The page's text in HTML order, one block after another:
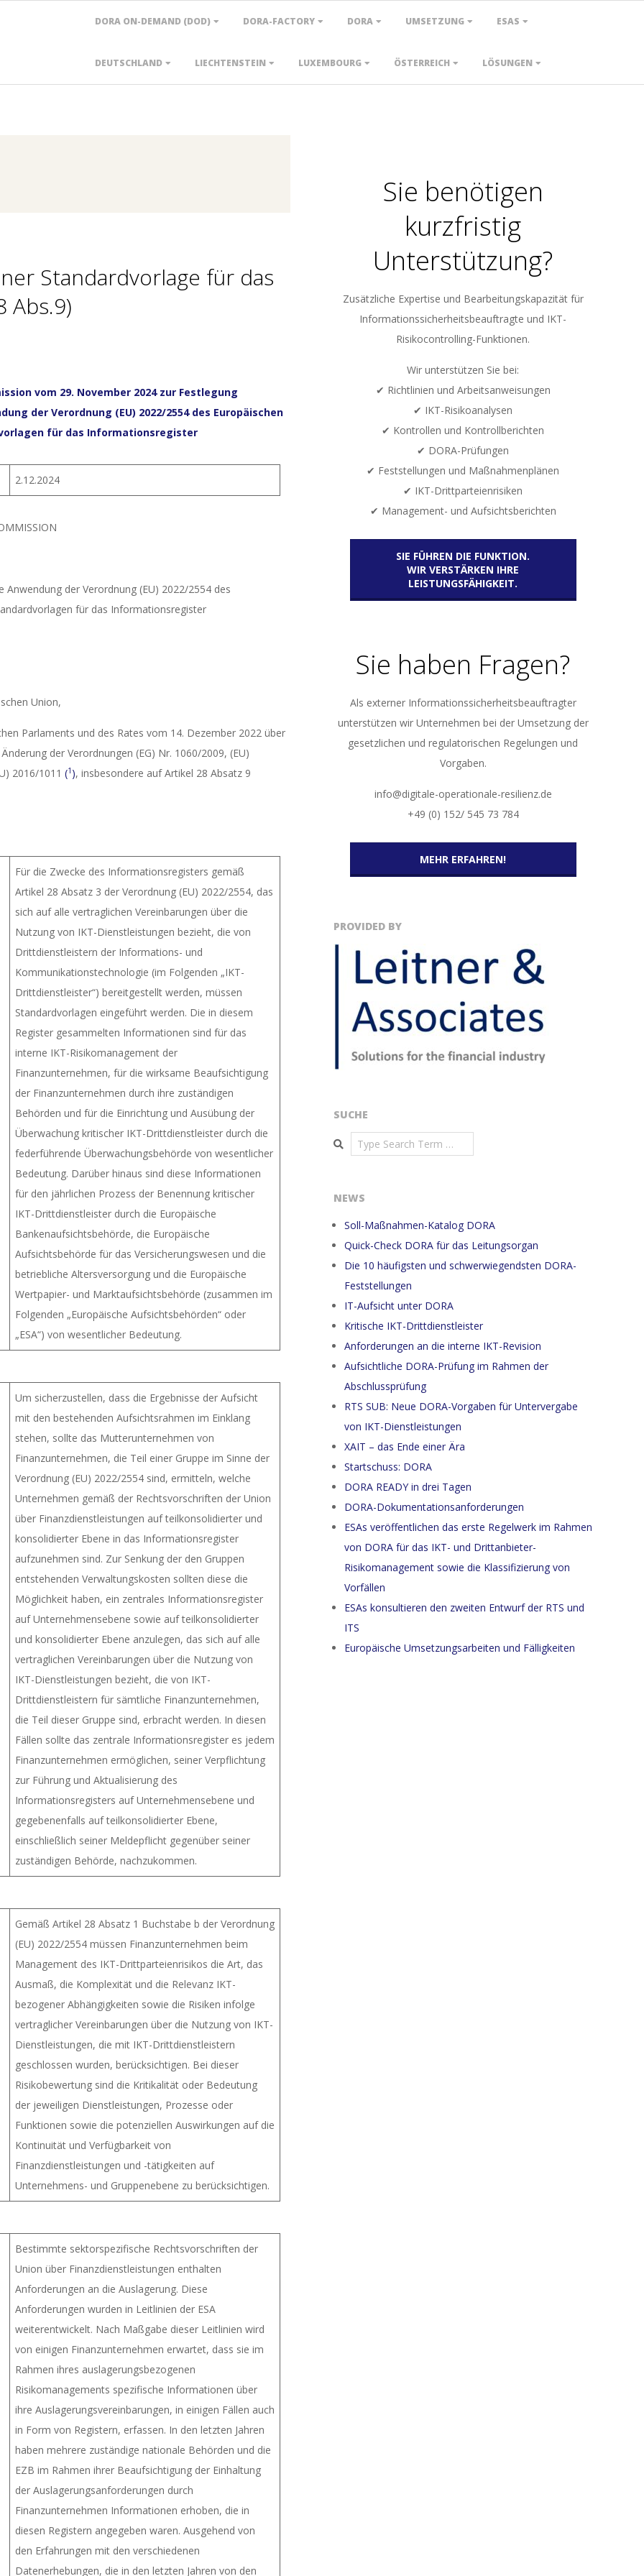
DORA ON-DEMAND (DOD) DORA-FACTORY DORA UMSETZUNG ESAS
DEUTSCHLAND LIECHTENSTEIN LUXEMBOURG ÖSTERREICH LÖSUNGEN
Standardvorlage für das
Abs.9)
vom 29. November 2024 zur Festlegung
der Verordnung (EU) 2022/2554 des Europäischen
für das Informationsregister
2.12.2024
der Verordnung (EU) 2022/2554 des
für das Informationsregister
Union,
Parlaments und des Rates vom 14. Dezember 2022 über
der Verordnungen (EG) Nr. 1060/2009, (EU)
2016/1011 (1 ), insbesondere auf Artikel 28 Absatz 9
Für die Zwecke des Informationsregisters gemäß
Artikel 28 Absatz 3 der Verordnung (EU) 2022/2554, das
sich auf alle vertraglichen Vereinbarungen über die
Nutzung von IKT-Dienstleistungen bezieht, die von
Drittdienstleistern der Informations- und
Kommunikationstechnologie (im Folgenden „IKT-
Drittdienstleister“) bereitgestellt werden, müssen
Standardvorlagen eingeführt werden. Die in diesem
Register gesammelten Informationen sind für das
interne IKT-Risikomanagement der
Finanzunternehmen, für die wirksame Beaufsichtigung
der Finanzunternehmen durch ihre zuständigen
Behörden und für die Einrichtung und Ausübung der
Überwachung kritischer IKT-Drittdienstleister durch die
federführende Überwachungsbehörde von wesentlicher
Bedeutung. Darüber hinaus sind diese Informationen
für den jährlichen Prozess der Benennung kritischer
IKT-Drittdienstleister durch die Europäische
Bankenaufsichtsbehörde, die Europäische
Aufsichtsbehörde für das Versicherungswesen und die
betriebliche Altersversorgung und die Europäische
Wertpapier- und Marktaufsichtsbehörde (zusammen im
Folgenden „Europäische Aufsichtsbehörden“ oder
„ESA“) von wesentlicher Bedeutung.
Um sicherzustellen, dass die Ergebnisse der Aufsicht
mit den bestehenden Aufsichtsrahmen im Einklang
stehen, sollte das Mutterunternehmen von
Finanzunternehmen, die Teil einer Gruppe im Sinne der
Verordnung (EU) 2022/2554 sind, ermitteln, welche
Unternehmen gemäß der Rechtsvorschriften der Union
über Finanzdienstleistungen auf teilkonsolidierter und
konsolidierter Ebene in das Informationsregister
aufzunehmen sind. Zur Senkung der den Gruppen
entstehenden Verwaltungskosten sollten diese die
Möglichkeit haben, ein zentrales Informationsregister
auf Unternehmensebene sowie auf teilkonsolidierter
und konsolidierter Ebene anzulegen, das sich auf alle
vertraglichen Vereinbarungen über die Nutzung von
IKT-Dienstleistungen bezieht, die von IKT-
Drittdienstleistern für sämtliche Finanzunternehmen,
die Teil dieser Gruppe sind, erbracht werden. In diesen
Fällen sollte das zentrale Informationsregister es jedem
Finanzunternehmen ermöglichen, seiner Verpflichtung
zur Führung und Aktualisierung des
Informationsregisters auf Unternehmensebene und
gegebenenfalls auf teilkonsolidierter Ebene,
einschließlich seiner Meldepflicht gegenüber seiner
zuständigen Behörde, nachzukommen.
Gemäß Artikel 28 Absatz 1 Buchstabe b der Verordnung
(EU) 2022/2554 müssen Finanzunternehmen beim
Management des IKT-Drittparteienrisikos die Art, das
Ausmaß, die Komplexität und die Relevanz IKT-
bezogener Abhängigkeiten sowie die Risiken infolge
vertraglicher Vereinbarungen über die Nutzung von IKT-
Dienstleistungen, die mit IKT-Drittdienstleistern
geschlossen wurden, berücksichtigen. Bei dieser
Risikobewertung sind die Kritikalität oder Bedeutung
der jeweiligen Dienstleistungen, Prozesse oder
Funktionen sowie die potenziellen Auswirkungen auf die
Kontinuität und Verfügbarkeit von
Finanzdienstleistungen und -tätigkeiten auf
Unternehmens- und Gruppenebene zu berücksichtigen.
Bestimmte sektorspezifische Rechtsvorschriften der
Union über Finanzdienstleistungen enthalten
Anforderungen an die Auslagerung. Diese
Anforderungen wurden in Leitlinien der ESA
weiterentwickelt. Nach Maßgabe dieser Leitlinien wird
von einigen Finanzunternehmen erwartet, dass sie im
Rahmen ihres auslagerungsbezogenen
Risikomanagements spezifische Informationen über
ihre Auslagerungsvereinbarungen, in einigen Fällen auch
in Form von Registern, erfassen. In den letzten Jahren
haben mehrere zuständige nationale Behörden und die
EZB im Rahmen ihrer Beaufsichtigung der Einhaltung
der Auslagerungsanforderungen durch
Finanzunternehmen Informationen erhoben, die in
diesen Registern angegeben waren. Ausgehend von
den Erfahrungen mit den verschiedenen
Datenerhebungen, die in den letzten Jahren von den
Sie benötigen
kurzfristig
Unterstützung?
Zusätzliche Expertise und Bearbeitungskapazität für
Informationssicherheitsbeauftragte und IKT-
Risikocontrolling-Funktionen.
Wir unterstützen Sie bei:
✔ Richtlinien und Arbeitsanweisungen
✔ IKT-Risikoanalysen
✔ Kontrollen und Kontrollberichten
✔ DORA-Prüfungen
✔ Feststellungen und Maßnahmenplänen
✔ IKT-Drittparteienrisiken
✔ Management- und Aufsichtsberichten
SIE FÜHREN DIE FUNKTION.
WIR VERSTÄRKEN IHRE
LEISTUNGSFÄHIGKEIT.
Sie haben Fragen?
Als externer Informationssicherheitsbeauftragter
unterstützen wir Unternehmen bei der Umsetzung der
gesetzlichen und regulatorischen Regelungen und
Vorgaben.
info@digitale-operationale-resilienz.de
+49 (0) 152/ 545 73 784
MEHR ERFAHREN!
PROVIDED BY
SUCHE
Search
NEWS
Soll-Maßnahmen-Katalog DORA
Quick-Check DORA für das Leitungsorgan
Die 10 häufigsten und schwerwiegendsten DORA-
Feststellungen
IT-Aufsicht unter DORA
Kritische IKT-Drittdienstleister
Anforderungen an die interne IKT-Revision
Aufsichtliche DORA-Prüfung im Rahmen der
Abschlussprüfung
RTS SUB: Neue DORA-Vorgaben für Untervergabe
von IKT-Dienstleistungen
XAIT – das Ende einer Ära
Startschuss: DORA
DORA READY in drei Tagen
DORA-Dokumentationsanforderungen
ESAs veröffentlichen das erste Regelwerk im Rahmen
von DORA für das IKT- und Drittanbieter-
Risikomanagement sowie die Klassifizierung von
Vorfällen
ESAs konsultieren den zweiten Entwurf der RTS und
ITS
Europäische Umsetzungsarbeiten und Fälligkeiten